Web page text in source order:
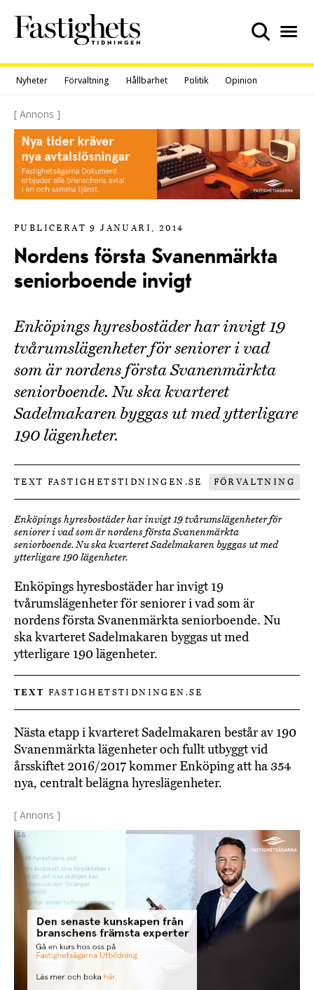
content
Nyheter Förvaltning Hållbarhet Politik Opinion
[ Annons ]
PUBLICERAT 9 JANUARI, 2014
Nordens första Svanenmärkta
seniorboende invigt
Enköpings hyresbostäder har invigt 19
tvårumslägenheter för seniorer i vad
som är nordens första Svanenmärkta
seniorboende. Nu ska kvarteret
Sadelmakaren byggas ut med ytterligare
190 lägenheter.
TEXT FASTIGHETSTIDNINGEN.SE FÖRVALTNING
Enköpings hyresbostäder har invigt 19 tvårumslägenheter för
seniorer i vad som är nordens första Svanenmärkta
seniorboende. Nu ska kvarteret Sadelmakaren byggas ut med
ytterligare 190 lägenheter.
Enköpings hyresbostäder har invigt 19
tvårumslägenheter för seniorer i vad som är
nordens första Svanenmärkta seniorboende. Nu
ska kvarteret Sadelmakaren byggas ut med
ytterligare 190 lägenheter.
TEXT FASTIGHETSTIDNINGEN.SE
Nästa etapp i kvarteret Sadelmakaren består av 190
Svanenmärkta lägenheter och fullt utbyggt vid
årsskiftet 2016/2017 kommer Enköping att ha 354
nya, centralt belägna hyreslägenheter.
[ Annons ]